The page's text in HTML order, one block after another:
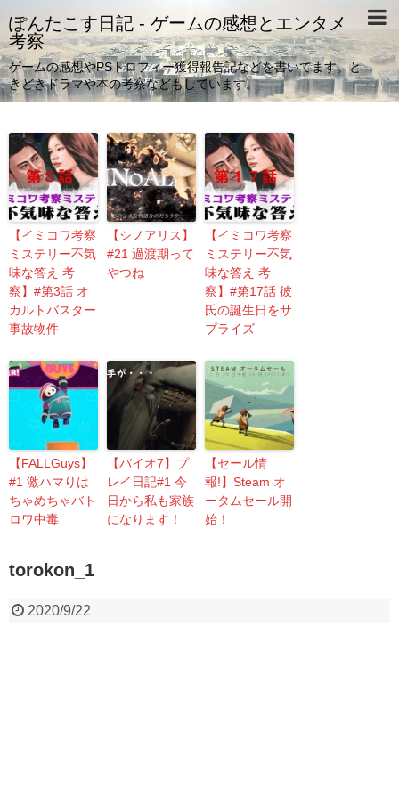
ぽんたこす日記 - ゲームの感想とエンタメ
考察
ゲームの感想やPSトロフィー獲得報告記などを書いてます。と
きどきドラマや本の考察などもしています。
【イミコワ考察
ミステリー不気
味な答え 考
察】#第3話 オ
カルトバスター
事故物件
【シノアリス】
#21 過渡期って
やつね
【イミコワ考察
ミステリー不気
味な答え 考
察】#第17話 彼
氏の誕生日をサ
プライズ
【FALLGuys】
#1 激ハマりは
ちゃめちゃバト
ロワ中毒
【バイオ7】プ
レイ日記#1 今
日から私も家族
になります！
【セール情
報!】Steam オ
ータムセール開
始！
torokon_1
2020/9/22